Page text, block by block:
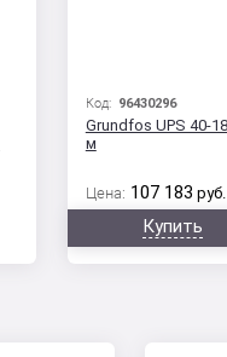
Код: 96430296
Grundfos UPS 40-
м
Цена: 107 183 руб.
Купить